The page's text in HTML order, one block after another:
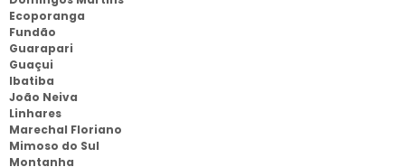
Ecoporanga
Fundão
Guarapari
Guaçui
Ibatiba
João Neiva
Linhares
Marechal Floriano
Mimoso do Sul
Montanha